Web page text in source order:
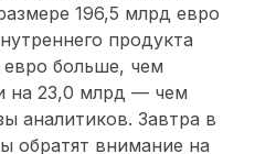
196,5 млрд евро
продукта
больше, чем
на 23,0 млрд — чем
аналитиков. Завтра в
обратят внимание на